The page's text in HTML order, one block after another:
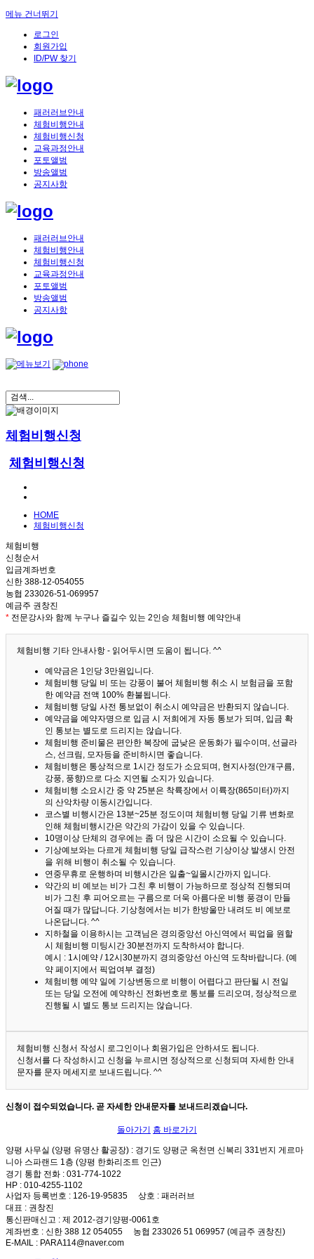
메뉴 건너뛰기
로그인
회원가입
ID/PW 찾기
패러러브안내
체험비행안내
체험비행신청
교육과정안내
포토앨범
방송앨범
공지사항
패러러브안내
체험비행안내
체험비행신청
교육과정안내
포토앨범
방송앨범
공지사항
체험비행신청
체험비행신청
HOME
체험비행신청
체험비행
신청순서
입금계좌번호
신한 388-12-054055
농협 233026-51-069957
예금주 권창진
* 전문강사와 함께 누구나 즐길수 있는 2인승 체험비행 예약안내
체험비행 기타 안내사항 - 읽어두시면 도움이 됩니다. ^^
예약금은 1인당 3만원입니다.
체험비행 당일 비 또는 강풍이 불어 체험비행 취소 시 보험금을 포함
한 예약금 전액 100% 환불됩니다.
체험비행 당일 사전 통보없이 취소시 예약금은 반환되지 않습니다.
예약금을 예약자명으로 입금 시 저희에게 자동 통보가 되며, 입금 확
인 통보는 별도로 드리지는 않습니다.
체험비행 준비물은 편안한 복장에 굽낮은 운동화가 필수이며, 선글라
스, 선크림, 모자등을 준비하시면 좋습니다.
체험비행은 통상적으로 1시간 정도가 소요되며, 현지사정(안개구름,
강풍, 풍향)으로 다소 지연될 소지가 있습니다.
체험비행 소요시간 중 약 25분은 착륙장에서 이륙장(865미터)까지
의 산악차량 이동시간입니다.
코스별 비행시간은 13분~25분 정도이며 체험비행 당일 기류 변화로
인해 체험비행시간은 약간의 가감이 있을 수 있습니다.
10명이상 단체의 경우에는 좀 더 많은 시간이 소요될 수 있습니다.
기상예보와는 다르게 체험비행 당일 급작스런 기상이상 발생시 안전
을 위해 비행이 취소될 수 있습니다.
연중무휴로 운행하며 비행시간은 일출~일몰시간까지 입니다.
약간의 비 예보는 비가 그친 후 비행이 가능하므로 정상적 진행되며
비가 그친 후 피어오르는 구름으로 더욱 아름다운 비행 풍경이 만들
어질 때가 많답니다. 기상청에서는 비가 한방울만 내려도 비 예보로
나온답니다. ^^
지하철을 이용하시는 고객님은 경의중앙선 아신역에서 픽업을 원할
시 체험비행 미팅시간 30분전까지 도착하셔야 합니다.
예시 : 1시예약 / 12시30분까지 경의중앙선 아신역 도착바랍니다. (예
약 페이지에서 픽업여부 결정)
체험비행 예약 일에 기상변동으로 비행이 어렵다고 판단될 시 전일
또는 당일 오전에 예약하신 전화번호로 통보를 드리오며, 정상적으로
진행될 시 별도 통보 드리지는 않습니다.
체험비행 신청서 작성시 로그인이나 회원가입은 안하셔도 됩니다.
신청서를 다 작성하시고 신청을 누르시면 정상적으로 신청되며 자세한 안내
문자를 문자 메세지로 보내드립니다. ^^
신청이 접수되었습니다. 곧 자세한 안내문자를 보내드리겠습니다.
돌아가기 홈 바로가기
양평 사무실 (양평 유명산 활공장) : 경기도 양평군 옥천면 신복리 331번지 게르마
니아 스파랜드 1층 (양평 한화리조트 인근)
경기 통합 전화 : 031-774-1022
HP : 010-4255-1102
사업자 등록번호 : 126-19-95835 상호 : 패러러브
대표 : 권창진
통신판매신고 : 제 2012-경기양평-0061호
계좌번호 : 신한 388 12 054055 농협 233026 51 069957 (예금주 권창진)
E-MAIL : PARA114@naver.com